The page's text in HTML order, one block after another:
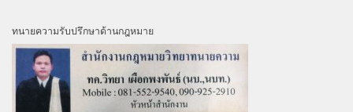
ทนายความรับปรึกษาด้านกฎหมาย